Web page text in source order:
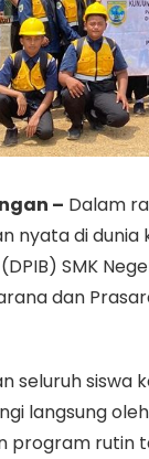
– Dalam
nyata di dunia
SMK
dan
seluruh siswa
langsung
program